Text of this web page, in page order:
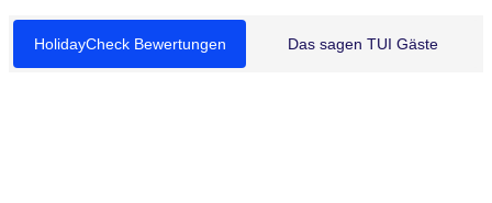
HolidayCheck Bewertungen Das sagen TUI Gäste